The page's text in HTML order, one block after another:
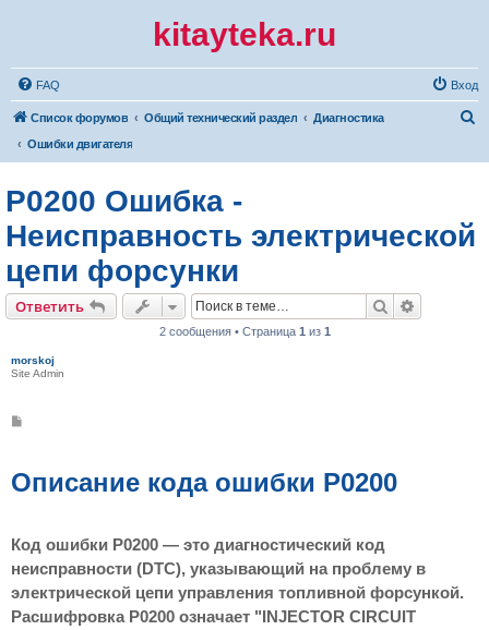
kitayteka.ru
FAQ Вход
Список форумов Общий технический раздел
Диагностика
Ошибки двигателя
P0200 Ошибка -
Неисправность электрической
цепи форсунки
Ответить Поиск
2 сообщения • Страница 1 из 1
morskoj
Site Admin
щ
е
Описание кода ошибки P0200
Код ошибки P0200 — это диагностический код
неисправности (DTC), указывающий на проблему в
электрической цепи управления топливной форсункой.
Расшифровка P0200 означает "INJECTOR CIRCUIT